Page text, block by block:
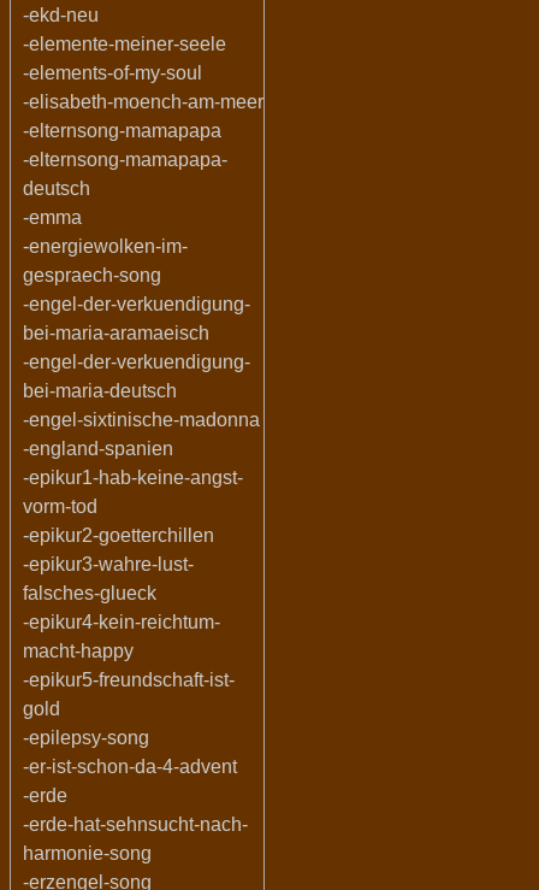
-ekd-neu
-elemente-meiner-seele
-elements-of-my-soul
-elisabeth-moench-am-meer
-elternsong-mamapapa
-elternsong-mamapapa-
deutsch
-emma
-energiewolken-im-
gespraech-song
-engel-der-verkuendigung-
bei-maria-aramaeisch
-engel-der-verkuendigung-
bei-maria-deutsch
-engel-sixtinische-madonna
-england-spanien
-epikur1-hab-keine-angst-
vorm-tod
-epikur2-goetterchillen
-epikur3-wahre-lust-
falsches-glueck
-epikur4-kein-reichtum-
macht-happy
-epikur5-freundschaft-ist-
gold
-epilepsy-song
-er-ist-schon-da-4-advent
-erde
-erde-hat-sehnsucht-nach-
harmonie-song
-erzengel-song